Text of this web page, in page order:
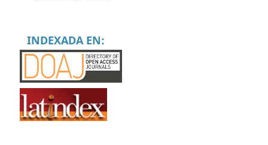
INDEXADA EN: